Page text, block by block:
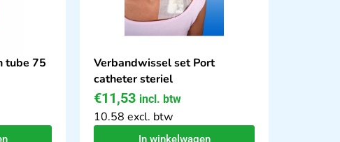
tube 75
Verbandwissel set Port
catheter steriel
€11,53 incl. btw
10.58 excl. btw
In winkelwagen